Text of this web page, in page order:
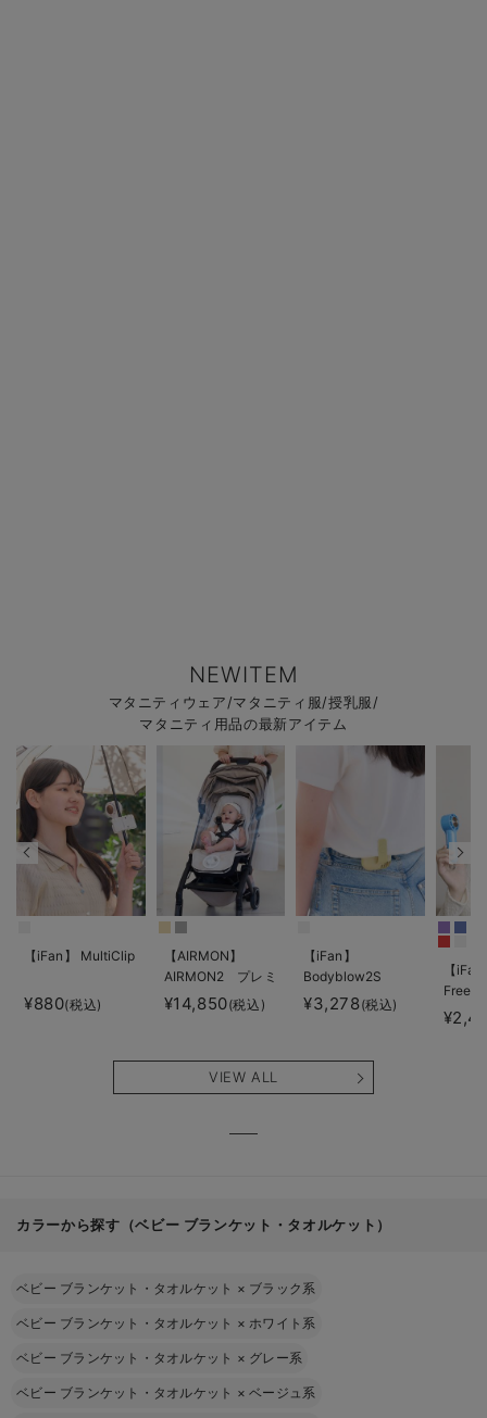
NEWITEM
マタニティウェア/マタニティ服/授乳服/
マタニティ用品の最新アイテム
【iFan】 MultiClip
¥880(税込)
【AIRMON】
AIRMON2 プレミ
アム
¥14,850(税込)
【iFan】
Bodyblow2S
¥3,278(税込)
【
Freeze
VIEW ALL
カラーから探す（ベビー ブランケット・タオルケット）
ベビー ブランケット・タオルケット × ブラック系
ベビー ブランケット・タオルケット ×ホワイト系
ベビー ブランケット・タオルケット × グレー系
ベビー ブランケット・タオルケット ×ベージュ系